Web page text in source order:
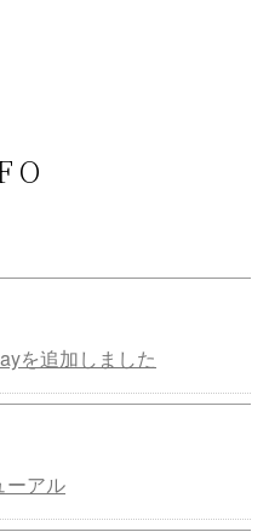
を追加しました
ーアル